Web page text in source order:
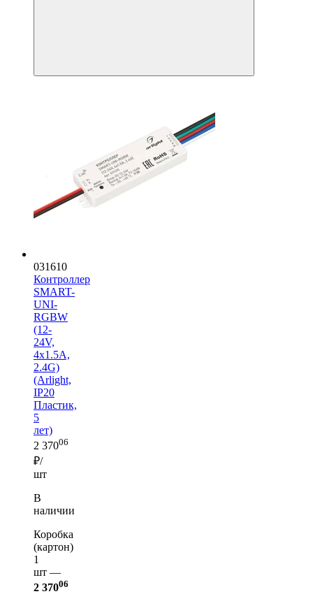
031610
Контроллер
SMART-
UNI-
RGBW
(12-
24V,
4x1.5A,
2.4G)
(Arlight,
IP20
Пластик,
5
лет)
2 37006
₽/
шт
В
наличии
Коробка
(картон)
1
шт —
2 37006